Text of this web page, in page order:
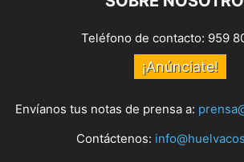
Teléfono de contacto: 959
¡Anúnciate!
Envíanos tus notas de prensa a:
Contáctenos: